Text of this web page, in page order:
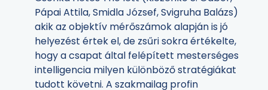
Pápai Attila, Smidla József, Svigruha Balázs)
akik az objektív mérőszámok alapján is jó
helyezést értek el, de zsűri sokra értékelte,
hogy a csapat által felépített mesterséges
intelligencia milyen különböző stratégiákat
tudott követni. A szakmailag profin